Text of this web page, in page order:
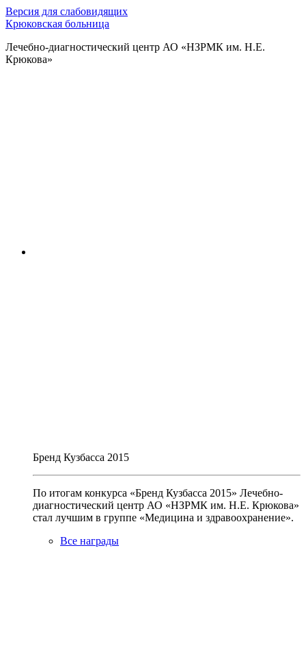
Версия для слабовидящих
Крюковская больница
Лечебно-диагностический центр АО «НЗРМК им. Н.Е.
Крюкова»
Бренд Кузбасса 2015
По итогам конкурса «Бренд Кузбасса 2015» Лечебно-
диагностический центр АО «НЗРМК им. Н.Е. Крюкова»
стал лучшим в группе «Медицина и здравоохранение».
Все награды